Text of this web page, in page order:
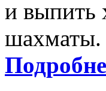
и выпить
шахматы.